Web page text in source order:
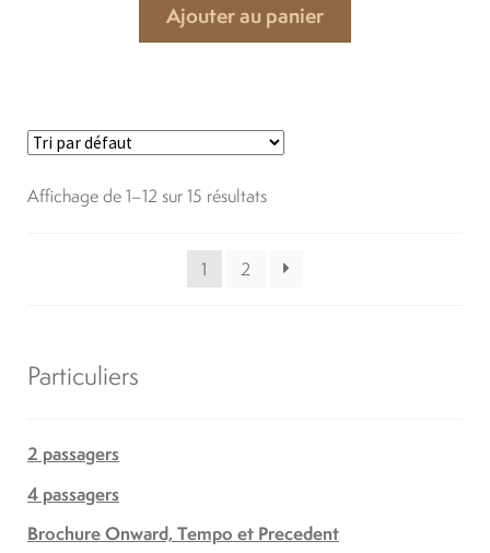
Ajouter au panier
Affichage de 1–12 sur 15 résultats
1 2
Particuliers
2 passagers
4 passagers
Brochure Onward, Tempo et Precedent